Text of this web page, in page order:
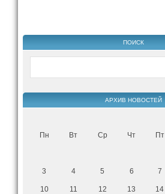
ПОИСК
АРХИВ НОВОСТЕЙ
Пн Вт Ср Чт Пт
3 4 5 6 7
10 11 12 13 14